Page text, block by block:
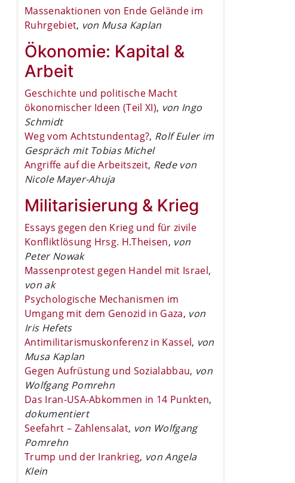
Massenaktionen von Ende Gelände im
Ruhrgebiet, von Musa Kaplan
Ökonomie: Kapital &
Arbeit
Geschichte und politische Macht
ökonomischer Ideen (Teil XI), von Ingo
Schmidt
Weg vom Achtstundentag?, Rolf Euler im
Gespräch mit Tobias Michel
Angriffe auf die Arbeitszeit, Rede von
Nicole Mayer-Ahuja
Militarisierung & Krieg
Essays gegen den Krieg und für zivile
Konfliktlösung Hrsg. H.Theisen, von
Peter Nowak
Massenprotest gegen Handel mit Israel,
von ak
Psychologische Mechanismen im
Umgang mit dem Genozid in Gaza, von
Iris Hefets
Antimilitarismuskonferenz in Kassel, von
Musa Kaplan
Gegen Aufrüstung und Sozialabbau, von
Wolfgang Pomrehn
Das Iran-USA-Abkommen in 14 Punkten,
dokumentiert
Seefahrt – Zahlensalat, von Wolfgang
Pomrehn
Trump und der Irankrieg, von Angela
Klein